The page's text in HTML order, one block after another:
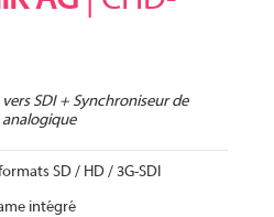
SDI + Synchroniseur de
SD / HD / 3G-SDI
intégré